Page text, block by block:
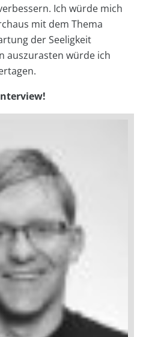
Ich würde mich
mit dem Thema
der Seeligkeit
auszurasten würde ich